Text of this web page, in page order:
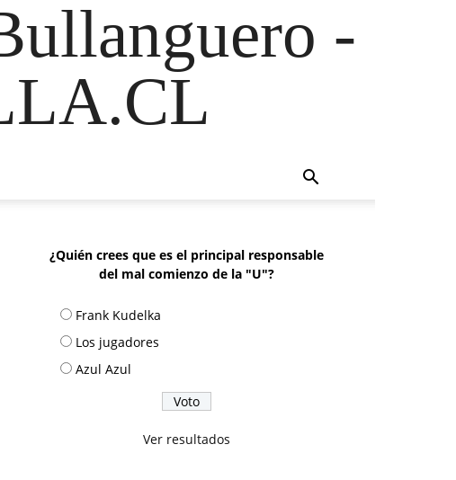
-
¿Quién crees que es el principal responsable
del mal comienzo de la "U"?
Frank Kudelka
Los jugadores
Azul Azul
Ver resultados